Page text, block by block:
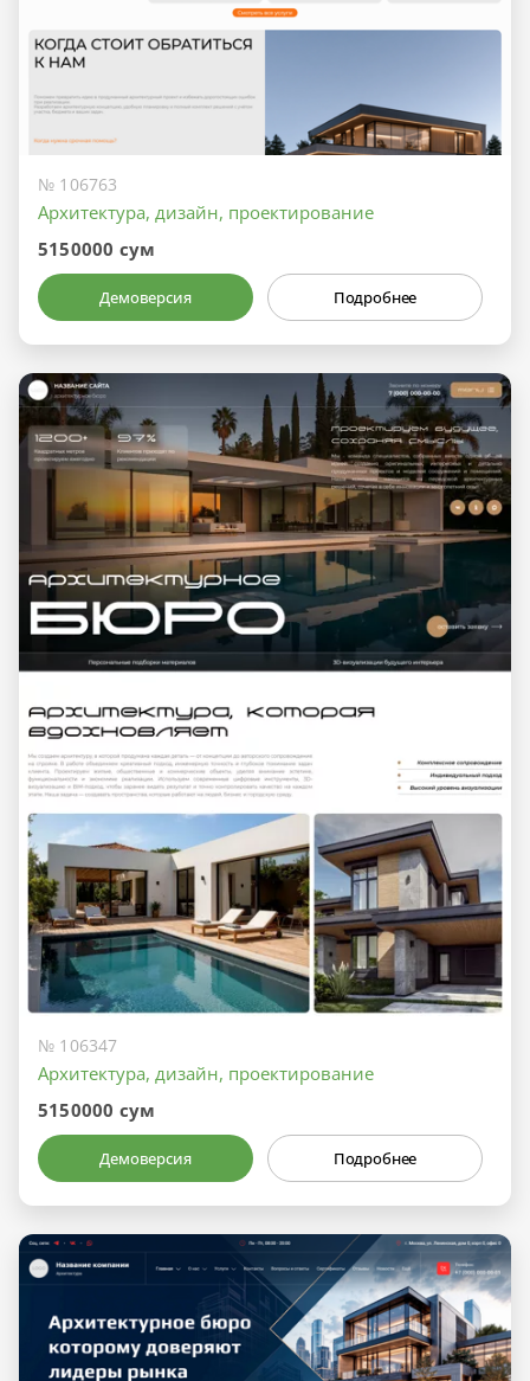
№ 106763
Архитектура, дизайн, проектирование
5150000 сум
Демоверсия Подробнее
№ 106347
Архитектура, дизайн, проектирование
5150000 сум
Демоверсия Подробнее